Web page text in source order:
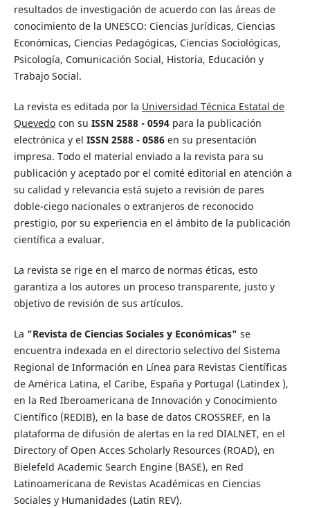
resultados de investigación de acuerdo con las áreas de
conocimiento de la UNESCO: Ciencias Jurídicas, Ciencias
Económicas, Ciencias Pedagógicas, Ciencias Sociológicas,
Psicología, Comunicación Social, Historia, Educación y
Trabajo Social.
La revista es editada por la Universidad Técnica Estatal de
Quevedocon su ISSN 2588 - 0594para la publicación
electrónica y el ISSN 2588 - 0586en su presentación
impresa. Todo el material enviado a la revista para su
publicación y aceptado por el comité editorial en atención a
su calidad y relevancia está sujeto a revisión de pares
doble-ciego nacionales o extranjeros de reconocido
prestigio, por su experiencia en el ámbito de la publicación
científica a evaluar.
La revista se rige en el marco de normas éticas, esto
garantiza a los autores un proceso transparente, justo y
objetivo de revisión de sus artículos.
La "Revista de Ciencias Sociales y Económicas" se
encuentra indexada en el directorio selectivo del Sistema
Regional de Información en Línea para Revistas Científicas
de América Latina, el Caribe, España y Portugal (Latindex ),
en la Red Iberoamericana de Innovación y Conocimiento
Científico (REDIB), en la base de datos CROSSREF, en la
plataforma de difusión de alertas en la red DIALNET, en el
Directory of Open Acces Scholarly Resources (ROAD), en
Bielefeld Academic Search Engine (BASE), en Red
Latinoamericana de Revistas Académicas en Ciencias
Sociales y Humanidades (Latin REV).